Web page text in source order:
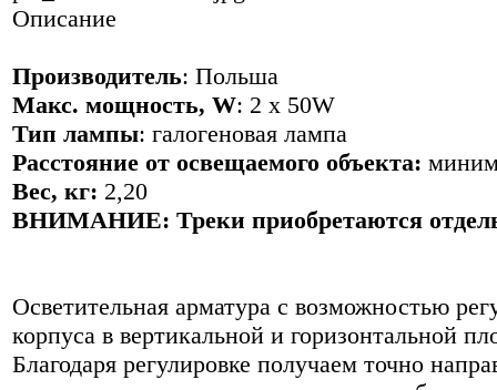
Описание
Производитель: Польша
Макс. мощность, W: 2 x 50W
Тип лампы: галогеновая лампа
Расстояние от освещаемого объекта:
Вес, кг: 2,20
ВНИМАНИЕ: Треки приобретаются
Осветительная арматура с возможностью
корпуса в вертикальной и горизонтальной
Благодаря регулировке получаем точно